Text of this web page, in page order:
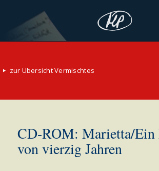
zur Übersicht Vermischtes
CD-ROM: Marietta/Ein
von vierzig Jahren